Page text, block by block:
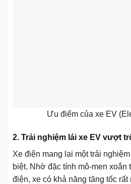
Ưu điểm của xe EV
2. Trải nghiệm lái xe EV vượt
Xe điện mang lại một trải
biệt. Nhờ đặc tính mô-men xoắn
điện, xe có khả năng tăng tốc